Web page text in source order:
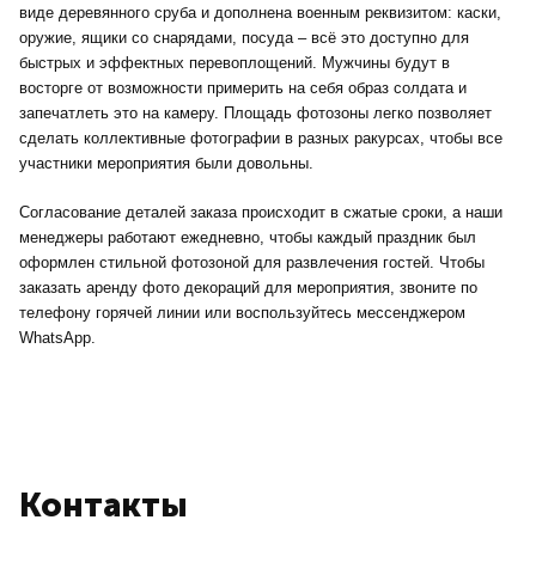
виде деревянного сруба и дополнена военным реквизитом: каски,
оружие, ящики со снарядами, посуда – всё это доступно для
быстрых и эффектных перевоплощений. Мужчины будут в
восторге от возможности примерить на себя образ солдата и
запечатлеть это на камеру. Площадь фотозоны легко позволяет
сделать коллективные фотографии в разных ракурсах, чтобы все
участники мероприятия были довольны.
Согласование деталей заказа происходит в сжатые сроки, а наши
менеджеры работают ежедневно, чтобы каждый праздник был
оформлен стильной фотозоной для развлечения гостей. Чтобы
заказать аренду фото декораций для мероприятия, звоните по
телефону горячей линии или воспользуйтесь мессенджером
WhatsApp.
Контакты